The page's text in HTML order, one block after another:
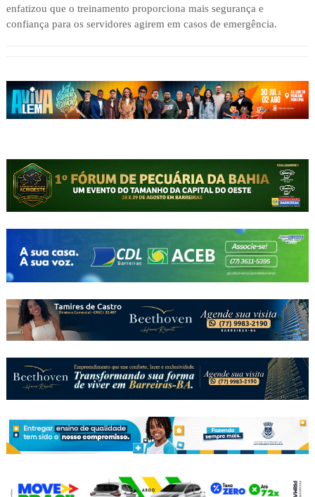
enfatizou que o treinamento proporciona mais segurança e
confiança para os servidores agirem em casos de emergência.